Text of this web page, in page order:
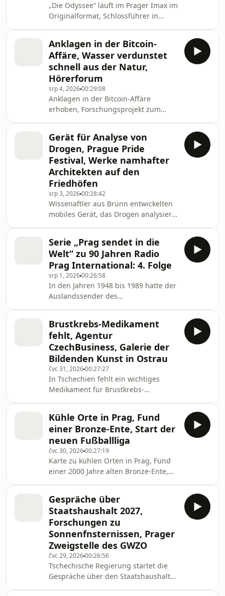
„Die Odyssee“ läuft im Prager Imax im
Originalformat, Schlossführer in
Pygmäen-Völkern
Anklagen in der Bitcoin-
Affäre, Wasser verdunstet
schnell aus der Natur,
Hörerforum
srp 4, 202600:29:08
Anklagen in der Bitcoin-Affäre
erhoben, Forschungsprojekt zum
Geburtstag von Radio Prag
International
Gerät für Analyse von
Drogen, Prague Pride
Festival, Werke namhafter
Architekten auf den
Friedhöfen
srp 3, 202600:28:42
Wissenaftler aus Brünn entwickelten
mobiles Gerät, das Drogen analysiert,
namhafter Architekten auf den
Friedhöfen
Serie „Prag sendet in die
Welt“ zu 90 Jahren Radio
Prag International: 4. Folge
srp 1, 202600:26:58
In den Jahren 1948 bis 1989 hatte der
Auslandssender des
kommunistischen Ideen
weiterzuverbreiten.
Brustkrebs-Medikament
fehlt, Agentur
CzechBusiness, Galerie der
Bildenden Kunst in Ostrau
čvc 31, 202600:27:27
In Tschechien fehlt ein wichtiges
Medikament für Brustkrebs-
Galerie der Bildenden Kunst in Ostrau
feiert 100 Jahre
Kühle Orte in Prag, Fund
einer Bronze-Ente, Start der
neuen Fußballliga
čvc 30, 202600:27:19
Karte zu kühlen Orten in Prag, Fund
einer 2000 Jahre alten Bronze-Ente,
Gespräche über
Staatshaushalt 2027,
Forschungen zu
Sonnenfnsternissen, Prager
Zweigstelle des GWZO
čvc 29, 202600:26:56
Tschechische Regierung startet die
Gespräche über den Staatshaushalt